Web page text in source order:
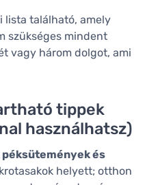
lista található, amely
szükséges mindent
vagy három dolgot, ami
tippek
használhatsz)
péksütemények és
helyett; otthon